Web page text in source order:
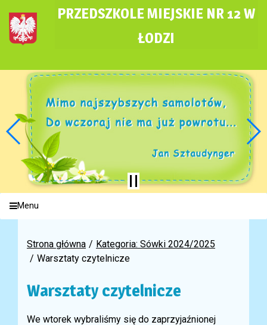
PRZEDSZKOLE MIEJSKIE NR 12 W
ŁODZI
Menu
Strona główna
Kategoria: Sówki 2024/2025
Warsztaty czytelnicze
Warsztaty czytelnicze
We wtorek wybraliśmy się do zaprzyjaźnionej